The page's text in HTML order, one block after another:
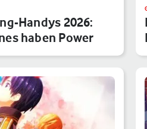
Handys 2026:
haben Power